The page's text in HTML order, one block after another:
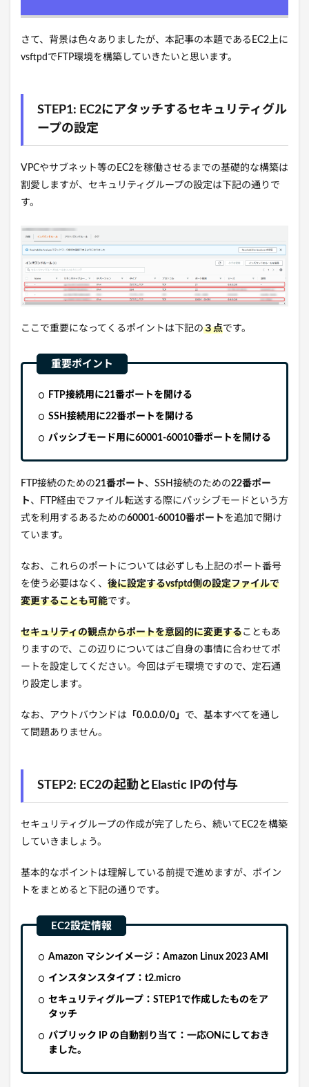
さて、背景は色々ありましたが、本記事の本題であるEC2上に
vsftpdでFTP環境を構築していきたいと思います。
STEP1: EC2にアタッチするセキュリティグル
ープの設定
VPCやサブネット等のEC2を稼働させるまでの基礎的な構築は
割愛しますが、セキュリティグループの設定は下記の通りで
す。
ここで重要になってくるポイントは下記の３点です。
FTP接続用に21番ポートを開ける
SSH接続用に22番ポートを開ける
パッシブモード用に60001-60010番ポートを開ける
FTP接続のための21番ポート 、SSH接続のための22番ポー
ト 、FTP経由でファイル転送する際にパッシブモードという方
式を利用するあるための60001-60010番ポート を追加で開け
ています。
なお、これらのポートについては必ずしも上記のポート番号
を使う必要はなく、 後に設定するvsfptd側の設定ファイルで
変更することも可能です。
セキュリティの観点からポートを意図的に変更することもあ
りますので、この辺りについてはご自身の事情に合わせてポ
ートを設定してください。今回はデモ環境ですので、定石通
り設定します。
なお、アウトバウンドは 「0.0.0.0/0」 で、基本すべてを通し
て問題ありません。
STEP2: EC2の起動とElastic IPの付与
セキュリティグループの作成が完了したら、続いてEC2を構築
していきましょう。
基本的なポイントは理解している前提で進めますが、ポイン
トをまとめると下記の通りです。
Amazon マシンイメージ：Amazon Linux 2023 AMI
インスタンスタイプ：t2.micro
セキュリティグループ：STEP1で作成したものをア
タッチ
パブリック IP の自動割り当て：一応ONにしておき
ました。